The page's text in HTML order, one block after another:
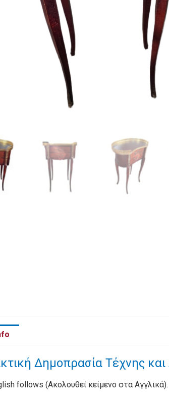
Δημοπρασία Τέχνης και
follows (Ακολουθεί κείμενο στα Αγγλικά).